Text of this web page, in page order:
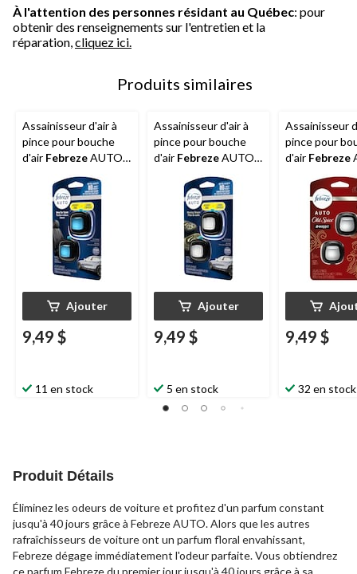
À l'attention des personnes résidant au Québec: pour
obtenir des renseignements sur l'entretien et la
réparation, cliquez ici.
Produits similaires
Assainisseur d'air à
pince pour bouche
d'air FebrezeAUTO,
voiture neuve
matinale, 2,2 mL, paq.
Ajouter
9,49 $
11 en stock
Assainisseur d'air à
pince pour bouche
d'air FebrezeAUTO,
douche matinale, 2,2
mL, paq. 2
Ajouter
9,49 $
5 en stock
Assainisseur
pince pour
d'air Febreze
Old Spice
4,4 mL, paq. 2
9,49 $
32 en stock
Produit Détails
Éliminez les odeurs de voiture et profitez d'un parfum constant
jusqu'à 40 jours grâce à Febreze AUTO. Alors que les autres
rafraîchisseurs de voiture ont un parfum floral envahissant,
Febreze dégage immédiatement l'odeur parfaite. Vous obtiendrez
ce parfum Febreze du premier jour jusqu'à 40 jours grâce à sa